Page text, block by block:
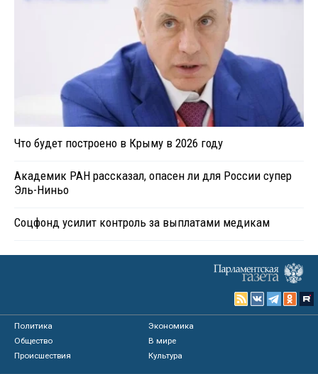
Что будет построено в Крыму в 2026 году
Академик РАН рассказал, опасен ли для России супер
Эль-Ниньо
Соцфонд усилит контроль за выплатами медикам
Политика
Экономика
Общество
В мире
Происшествия
Культура